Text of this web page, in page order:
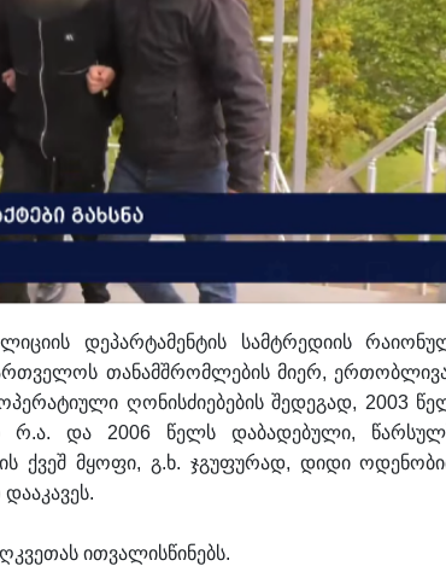
დეპარტამენტის სამტრედიის
თანამშრომლების მიერ,
ღონისძიებების შედეგად, 2003
რ.ა. და 2006 წელს დაბადებული,
ქვეშ მყოფი, გ.ხ. ჯგუფურად, დიდი
ითვალისწინებს.